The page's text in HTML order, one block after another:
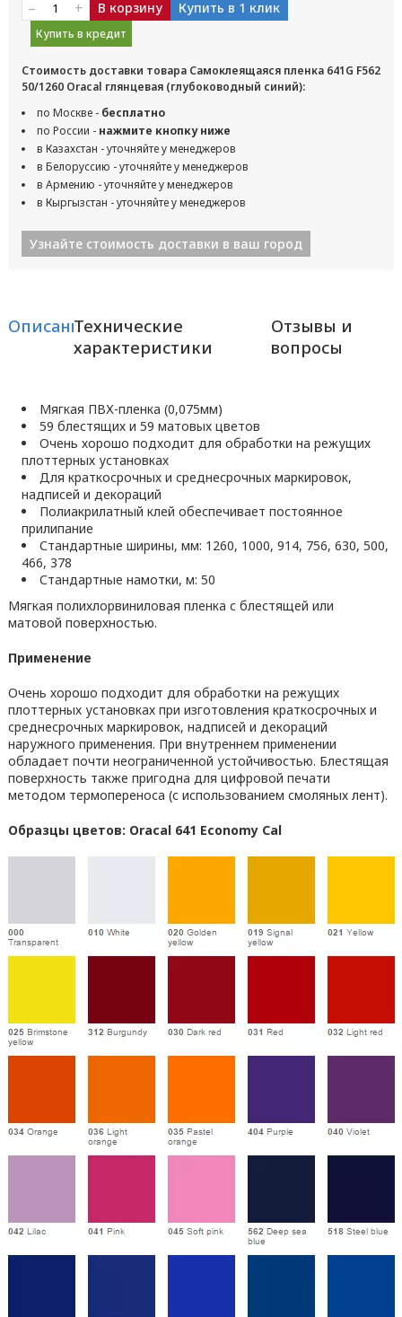
– + В корзину Купить в 1 клик
Купить в кредит
Стоимость доставки товара Самоклеящаяся пленка 641G F562
50/1260 Oracal глянцевая (глубоководный синий):
по Москве - бесплатно
по России - нажмите кнопку ниже
в Казахстан - уточняйте у менеджеров
в Белоруссию - уточняйте у менеджеров
в Армению - уточняйте у менеджеров
в Кыргызстан - уточняйте у менеджеров
Узнайте стоимость доставки в ваш город
ОписаниеТехнические
характеристики
Отзывы и
вопросы
Мягкая ПВХ-пленка (0,075мм)
59 блестящих и 59 матовых цветов
Очень хорошо подходит для обработки на режущих
плоттерных установках
Для краткосрочных и среднесрочных маркировок,
надписей и декораций
Полиакрилатный клей обеспечивает постоянное
прилипание
Стандартные ширины, мм: 1260, 1000, 914, 756, 630, 500,
466, 378
Стандартные намотки, м: 50
Мягкая полихлорвиниловая пленка с блестящей или
матовой поверхностью.
Применение
Очень хорошо подходит для обработки на режущих
плоттерных установках при изготовления краткосрочных и
среднесрочных маркировок, надписей и декораций
наружного применения. При внутреннем применении
обладает почти неограниченной устойчивостью. Блестящая
поверхность также пригодна для цифровой печати
методом термопереноса (с использованием смоляных лент).
Образцы цветов: Oracal 641 Economy Cal